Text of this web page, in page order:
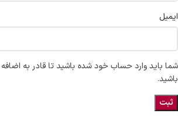
ایمیل
شما باید وارد حساب خود شده باشید تا قادر به
باشید.